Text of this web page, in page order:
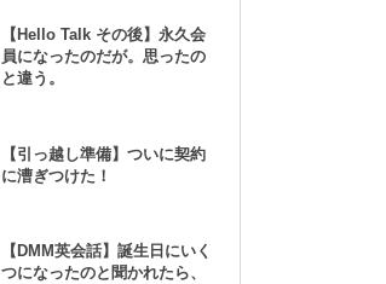
【Hello Talk その後】永久会
員になったのだが。思ったの
と違う。
【引っ越し準備】ついに契約
に漕ぎつけた！
【DMM英会話】誕生日にいく
つになったのと聞かれたら、